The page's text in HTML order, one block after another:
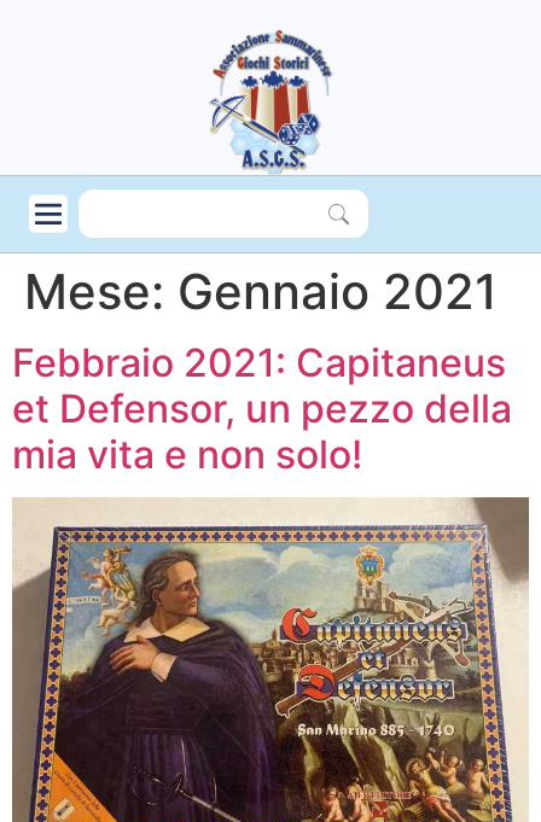
Mese: Gennaio 2021
Febbraio 2021: Capitaneus
et Defensor, un pezzo della
mia vita e non solo!